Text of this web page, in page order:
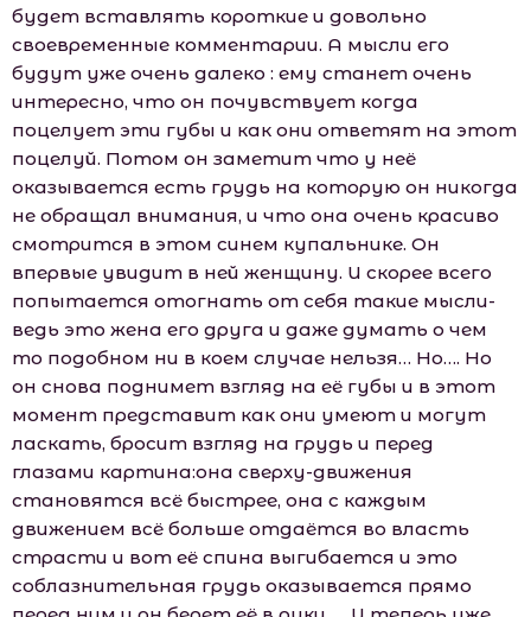
будет вставлять короткие и довольно
своевременные комментарии. А мысли его
будут уже очень далеко : ему станет очень
интересно, что он почувствует когда
поцелует эти губы и как они ответят на этот
поцелуй. Потом он заметит что у неё
оказывается есть грудь на которую он никогда
не обращал внимания, и что она очень красиво
смотрится в этом синем купальнике. Он
впервые увидит в ней женщину. И скорее всего
попытается отогнать от себя такие мысли-
ведь это жена его друга и даже думать о чем
то подобном ни в коем случае нельзя… Но…. Но
он снова поднимет взгляд на её губы и в этот
момент представит как они умеют и могут
ласкать, бросит взгляд на грудь и перед
глазами картина:она сверху-движения
становятся всё быстрее, она с каждым
движением всё больше отдаётся во власть
страсти и вот её спина выгибается и это
соблазнительная грудь оказывается прямо